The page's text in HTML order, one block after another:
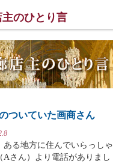
主のひとり言
ついていた画商さん
る地方に住んでいらっしゃ
Aさん）より電話がありまし